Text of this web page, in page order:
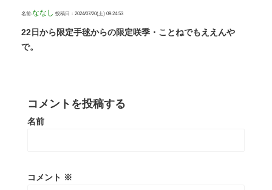
名前:ななし 投稿日：2024/07/20(土) 09:24:53
22日から限定手毬からの限定咲季・ことねでもええんや
で。
コメントを投稿する
名前
コメント ※